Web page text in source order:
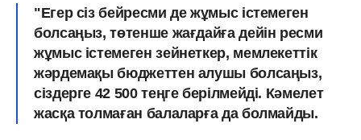
"Егер сіз бейресми де жұмыс істемеген
болсаңыз, төтенше жағдайға дейін ресми
жұмыс істемеген зейнеткер, мемлекеттік
жәрдемақы бюджеттен алушы болсаңыз,
сіздерге 42 500 теңге берілмейді. Кәмелет
жасқа толмаған балаларға да болмайды.